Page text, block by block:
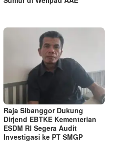
Raja Sibanggor Dukung
Dirjend EBTKE Kementerian
ESDM RI Segera Audit
Investigasi ke PT SMGP